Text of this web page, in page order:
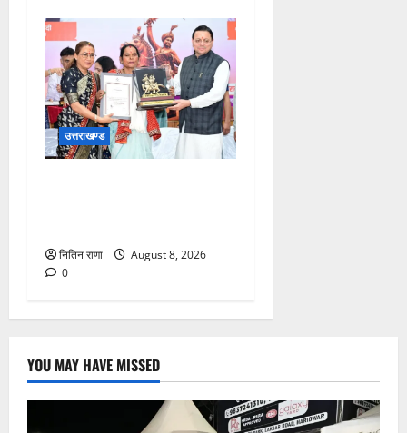
उत्तराखण्ड
नितिन राणा
August 8, 2026
0
YOU MAY HAVE MISSED